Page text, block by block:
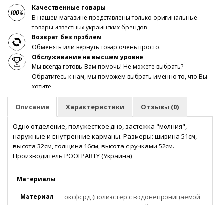
Качественные товары
В нашем магазине представлены только оригинальные
товары известных украинских брендов.
Возврат без проблем
Обменять или вернуть товар очень просто.
Обслуживание на высшем уровне
Мы всегда готовы Вам помочь! Не можете выбрать?
Обратитесь к нам, мы поможем выбрать именно то, что Вы
хотите.
Описание Характеристики Отзывы (0)
Одно отделение, полужесткое дно, застежка "молния",
наружные и внутренние карманы. Размеры: ширина 51см,
высота 32см, толщина 16см, высота с ручками 52см.
Производитель POOLPARTY (Украина)
Материалы
Материал
оксфорд (полиэстер с водонепроницаемой